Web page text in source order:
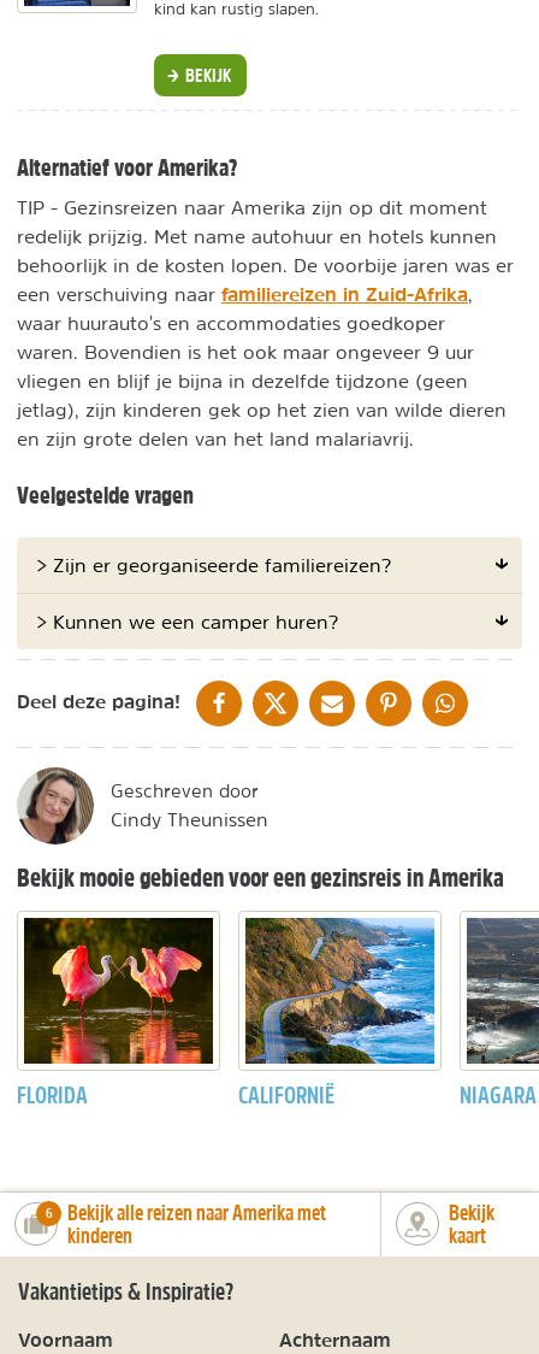
kind kan rustig slapen.
BEKIJK
Alternatief voor Amerika?
TIP - Gezinsreizen naar Amerika zijn op dit moment
redelijk prijzig. Met name autohuur en hotels kunnen
behoorlijk in de kosten lopen. De voorbije jaren was er
een verschuiving naar familiereizen in Zuid-Afrika
waar huurauto's en accommodaties goedkoper
waren. Bovendien is het ook maar ongeveer 9 uur
vliegen en blijf je bijna in dezelfde tijdzone (geen
jetlag), zijn kinderen gek op het zien van wilde dieren
en zijn grote delen van het land malariavrij.
Veelgestelde vragen
> Zijn er georganiseerde familiereizen?
> Kunnen we een camper huren?
Deel deze pagina! DELEN OP FACEBOOK
DELEN OP XDELEN VIA DE MAIL
DELEN OP PINTEREST
DELEN OP
Geschreven door
Cindy Theunissen
Bekijk mooie gebieden voor een gezinsreis in Amerika
FLORIDA CALIFORNIË
number_of_trips:
6
Bekijk alle reizen naar Amerika met
kinderen
Bekijk
kaart
Vakantietips & Inspiratie?
Voornaam Achternaam